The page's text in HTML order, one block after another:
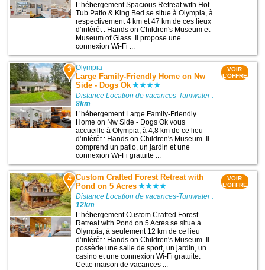
L’hébergement Spacious Retreat with Hot
Tub Patio & King Bed se situe à Olympia, à
respectivement 4 km et 47 km de ces lieux
d’intérêt : Hands on Children's Museum et
Museum of Glass. Il propose une
connexion Wi-Fi ...
3 Olympia
Large Family-Friendly Home on Nw
Side - Dogs Ok
Distance Location de vacances-Tumwater :
8km
L’hébergement Large Family-Friendly
Home on Nw Side - Dogs Ok vous
accueille à Olympia, à 4,8 km de ce lieu
d’intérêt : Hands on Children's Museum. Il
comprend un patio, un jardin et une
connexion Wi-Fi gratuite ...
VOIR
L'OFFRE
4 Custom Crafted Forest Retreat with
Pond on 5 Acres
Distance Location de vacances-Tumwater :
12km
L’hébergement Custom Crafted Forest
Retreat with Pond on 5 Acres se situe à
Olympia, à seulement 12 km de ce lieu
d’intérêt : Hands on Children's Museum. Il
possède une salle de sport, un jardin, un
casino et une connexion Wi-Fi gratuite.
Cette maison de vacances ...
VOIR
L'OFFRE